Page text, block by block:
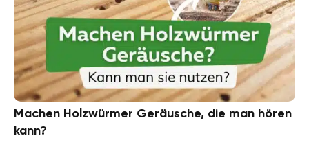
Machen Holzwürmer Geräusche, die man hören
kann?